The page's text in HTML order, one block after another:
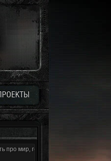
про мир, геймплей и сюжет | Разбор